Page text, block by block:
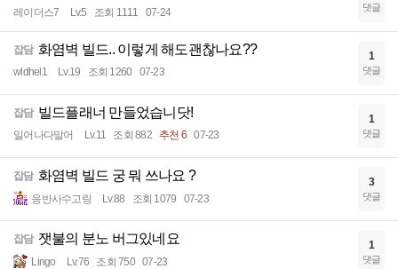
레이더스7 Lv.5 조회 1111 07-24 댓글
잡담 화염벽 빌드.. 이렇게 해도괜찮나요??
wldhel1 Lv.19 조회 1260 07-23
1
댓글
잡담 빌드플래너 만들었습니닷!
일어나다말어 Lv.11 조회 882 추천 6 07-23
1
댓글
잡담 화염벽 빌드 궁 뭐 쓰나요 ?
응반사수고링 Lv.88 조회 1079 07-23
3
댓글
잡담 잿불의 분노 버그있네요
Lingo Lv.76 조회 750 07-23
1
댓글